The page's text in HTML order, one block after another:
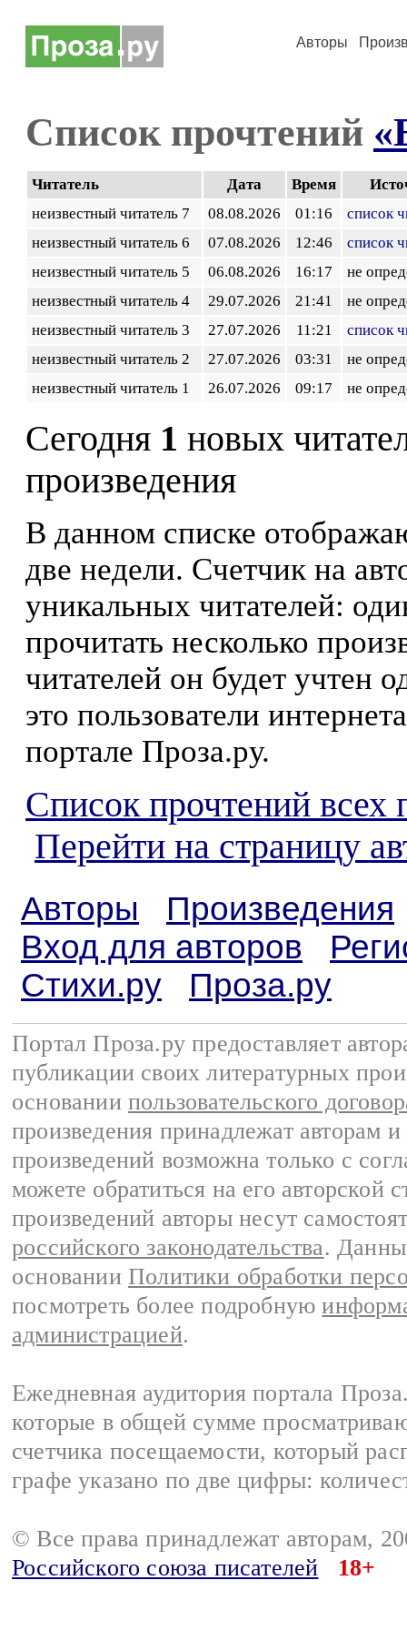
Авторы
Список прочтений
Читатель Дата Время
неизвестный читатель 7
08.08.2026 01:16
список
неизвестный читатель 6
07.08.2026 12:46
список
неизвестный читатель 5
06.08.2026 16:17
не
неизвестный читатель 4
29.07.2026 21:41
не
неизвестный читатель 3
27.07.2026 11:21
список
неизвестный читатель 2
27.07.2026 03:31
не
неизвестный читатель 1
26.07.2026 09:17 не
Сегодня 1 новых
произведения
В данном списке
две недели. Счетчик на
уникальных читателей:
прочитать несколько
читателей он будет учтен
это пользователи
портале Проза.ру.
Список прочтений всех
Перейти на страницу
Авторы
Произведения
Вход для авторов
Стихи.ру
Проза.ру
Портал Проза.ру предоставляет
публикации своих литературных
основании пользовательского
произведения принадлежат авторам
произведений возможна только с
можете обратиться на его авторской
произведений авторы несут
российского законодательства.
основании Политики обработки
посмотреть более подробную
администрацией.
Ежедневная аудитория портала
которые в общей сумме
счетчика посещаемости, который
графе указано по две цифры:
© Все права принадлежат авторам,
Российского союза писателей
18+